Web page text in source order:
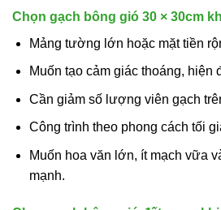
Chọn gạch bông gió 30 × 30cm
Mảng tường lớn hoặc mặt tiền
Muốn tạo cảm giác thoáng, hiện
Cần giảm số lượng viên gạch
Công trình theo phong cách tối
Muốn hoa văn lớn, ít mạch vữa
mạnh.